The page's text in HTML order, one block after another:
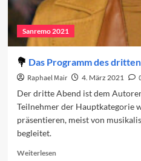
Sanremo 2021
Das Programm des
Raphael Mair 4. März 2021
Der dritte Abend ist dem
Teilnehmer der Hauptkategorie
präsentieren, meist von
begleitet.
WeiterlesenRead